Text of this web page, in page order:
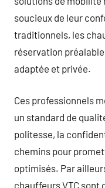
soucieux de leur
traditionnels, les
réservation
adaptée et privée.
Ces professionnels
un standard de
politesse, la
chemins pour
optimisés. Par
chauffeurs VTC sont